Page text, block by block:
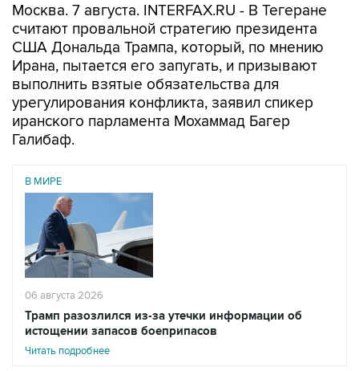
Москва. 7 августа. INTERFAX.RU - В Тегеране
считают провальной стратегию президента
США Дональда Трампа, который, по мнению
Ирана, пытается его запугать, и призывают
выполнить взятые обязательства для
урегулирования конфликта, заявил спикер
иранского парламента Мохаммад Багер
Галибаф.
В МИРЕ
06 августа 2026
Трамп разозлился из-за утечки информации об
истощении запасов боеприпасов
Читать подробнее